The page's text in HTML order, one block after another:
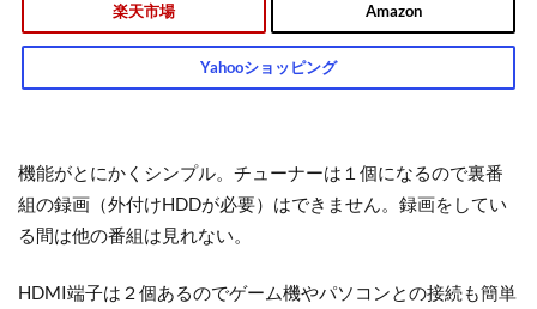
楽天市場 Amazon
Yahooショッピング
機能がとにかくシンプル。チューナーは１個になるので裏番
組の録画（外付けHDDが必要）はできません。録画をしてい
る間は他の番組は見れない。
HDMI端子は２個あるのでゲーム機やパソコンとの接続も簡単